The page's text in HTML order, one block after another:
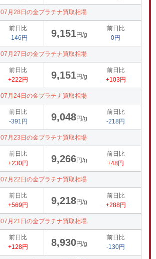
07月28日の金プラチナ買取相場
前日比
-146円
9,151円/g
前日比
0円
07月27日の金プラチナ買取相場
前日比
+222円
9,151円/g
前日比
+103円
07月24日の金プラチナ買取相場
前日比
-391円
9,048円/g
前日比
-218円
07月23日の金プラチナ買取相場
前日比
+230円
9,266円/g
前日比
+48円
07月22日の金プラチナ買取相場
前日比
+569円
9,218円/g
前日比
+288円
07月21日の金プラチナ買取相場
前日比
+128円
8,930円/g
前日比
-130円